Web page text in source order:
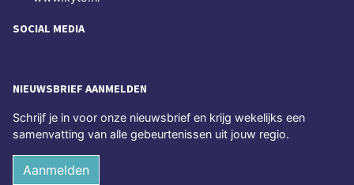
SOCIAL MEDIA
NIEUWSBRIEF AANMELDEN
Schrijf je in voor onze nieuwsbrief en krijg wekelijks een
samenvatting van alle gebeurtenissen uit jouw regio.
Aanmelden